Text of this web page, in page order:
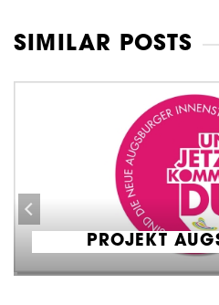
SIMILAR POSTS
PROJEKT